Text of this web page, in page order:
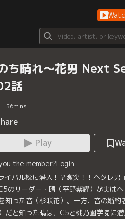
ち晴れ～花男 Next
話
56mins
Play
the member?Login
イバル校に潜入！？激突！！ヘタレ男
のリーダー・晴（平野紫耀）が実は
知った音（杉咲花）。一方、音の婚約
だと知った晴は、C5と桃乃園学院に潜